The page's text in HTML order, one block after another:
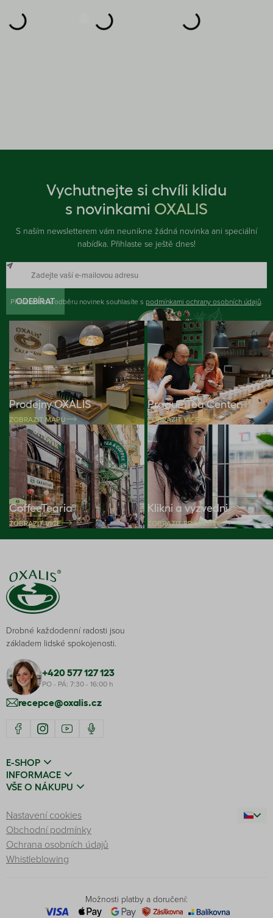
Vychutnejte si chvíli klidu
s novinkami OXALIS
S naším newsletterem vám neunikne žádná novinka ani speciální
nabídka. Přihlaste se ještě dnes!
ODEBÍRAT
Přihlášením k odběru novinek souhlasíte s podmínkami ochrany osobních údajů.
Prodejny OXALIS
ZOBRAZIT MAPU
Prague Tea Center
ZOBRAZIT VÍCE
CoffeeTearia
ZOBRAZIT VÍCE
Klikni a vyzvedni
ZOBRAZIT PRODEJNY
Drobné každodenní radosti jsou
základem lidské spokojenosti.
+420 577 127 123
PO - PÁ: 7:30 - 16:00 h
recepce@oxalis.cz
E-SHOP
INFORMACE
VŠE O NÁKUPU
Nastavení cookies
Obchodní podmínky
Ochrana osobních údajů
Whistleblowing
Možnosti platby a doručení: